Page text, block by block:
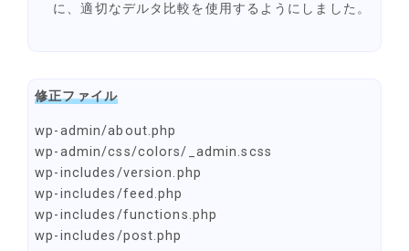
に、適切なデルタ比較を使用するようにしました。
修正ファイル
wp-admin/about.php
wp-admin/css/colors/_admin.scss
wp-includes/version.php
wp-includes/feed.php
wp-includes/functions.php
wp-includes/post.php